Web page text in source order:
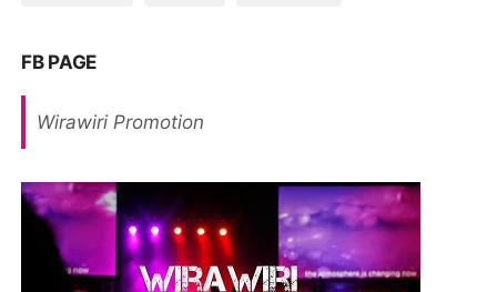
FB PAGE
Wirawiri Promotion